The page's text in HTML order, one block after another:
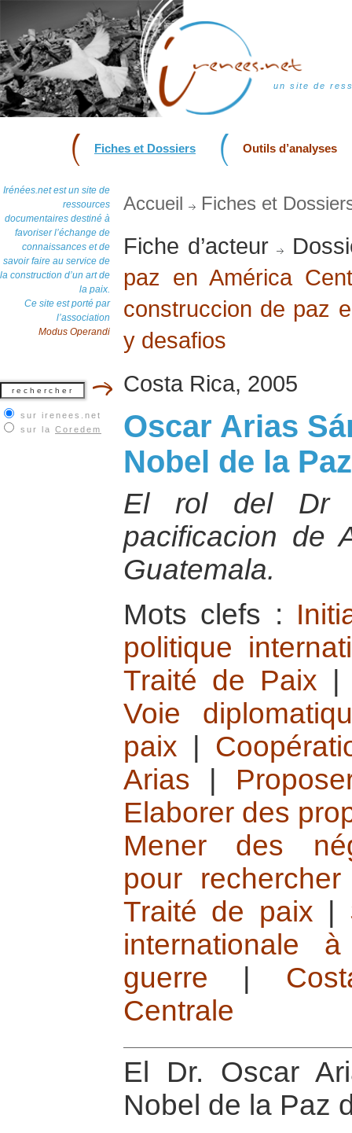
un site de
Fiches et Dossiers Outils d’analyses
Irénées.net est un site de
ressources
documentaires destiné à
favoriser l’échange de
connaissances et de
savoir faire au service de
la construction d’un art de
la paix.
Ce site est porté par
l’association
Modus Operandi
sur irenees.net
sur la Coredem
Accueil Fiches et
Fiche d’acteur
paz en América
construccion de paz
y desafios
Costa Rica, 2005
Oscar Arias
Nobel de la
El rol del Dr
pacificacion de
Guatemala.
Mots clefs :
politique
Traité de Paix
Voie
paix
Arias
Elaborer des
Mener des
pour
Traité de paix
internationale
guerre
Centrale
El Dr. Oscar
Nobel de la Paz